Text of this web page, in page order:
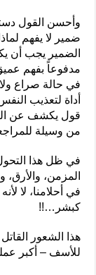
وأحسن القول
ضمير لا يفهم
الضمير يجب أن
مدفوعاً بفهم
في حالة صراع ولا
أداة لتعذيب
قول يكشف عن
من وسيلة
في ظل هذا
المزمن،
في أحلامنا، لا
كبشر…!!
هذا الشعور
للأسف – أكبر